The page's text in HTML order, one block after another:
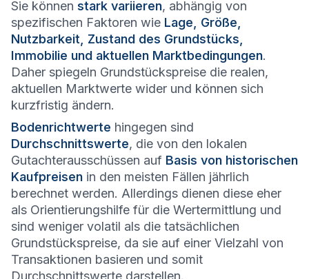
Sie können stark variieren, abhängig von
spezifischen Faktoren wie Lage, Größe,
Nutzbarkeit, Zustand des Grundstücks,
Immobilie und aktuellen Marktbedingungen.
Daher spiegeln Grundstückspreise die realen,
aktuellen Marktwerte wider und können sich
kurzfristig ändern.
Bodenrichtwerte hingegen sind
Durchschnittswerte, die von den lokalen
Gutachterausschüssen auf Basis von historischen
Kaufpreisen in den meisten Fällen jährlich
berechnet werden. Allerdings dienen diese eher
als Orientierungshilfe für die Wertermittlung und
sind weniger volatil als die tatsächlichen
Grundstückspreise, da sie auf einer Vielzahl von
Transaktionen basieren und somit
Durchschnittswerte darstellen.